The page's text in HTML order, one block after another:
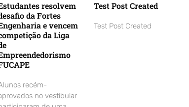
resolvem
da Fortes
e vencem
da Liga
recém-
no vestibular
Test Post Created
Test Post Created